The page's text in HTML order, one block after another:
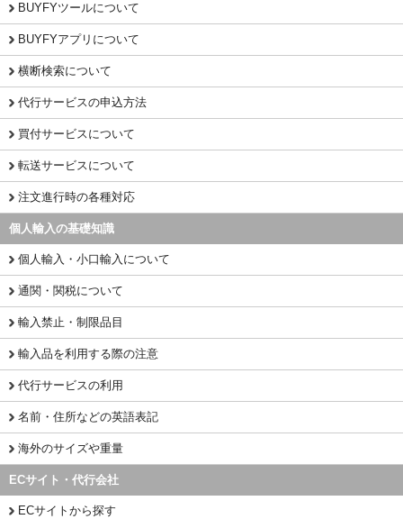
BUYFYツールについて
BUYFYアプリについて
横断検索について
代行サービスの申込方法
買付サービスについて
転送サービスについて
注文進行時の各種対応
個人輸入の基礎知識
個人輸入・小口輸入について
通関・関税について
輸入禁止・制限品目
輸入品を利用する際の注意
代行サービスの利用
名前・住所などの英語表記
海外のサイズや重量
ECサイト・代行会社
ECサイトから探す